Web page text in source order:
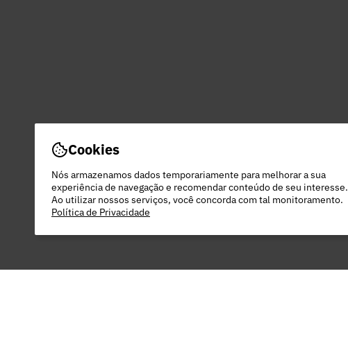
Cookies
Nós armazenamos dados temporariamente para melhorar a sua
experiência de navegação e recomendar conteúdo de seu interesse.
Ao utilizar nossos serviços, você concorda com tal monitoramento.
Política de Privacidade